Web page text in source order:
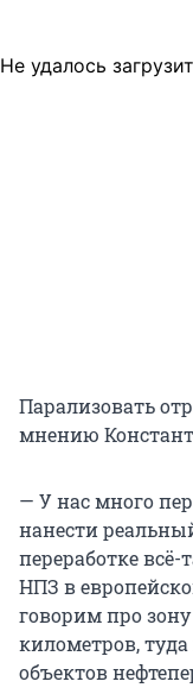
Не удалось
Парализовать
мнению
— У нас много
нанести
переработке
НПЗ в
говорим про
километров,
объектов